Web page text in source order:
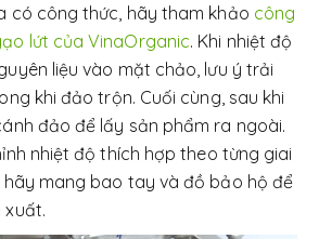
có công thức, hãy tham khảo công
lứt của VinaOrganic. Khi nhiệt độ
liệu vào mặt chảo, lưu ý trải
khi đảo trộn. Cuối cùng, sau khi
đảo để lấy sản phẩm ra ngoài.
nhiệt độ thích hợp theo từng giai
hãy mang bao tay và đồ bảo hộ để
xuất.